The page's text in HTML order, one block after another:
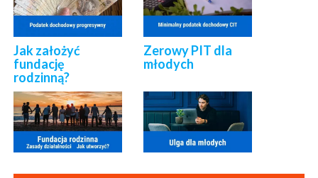
Jak założyć
fundację
rodzinną?
Zerowy PIT dla
młodych